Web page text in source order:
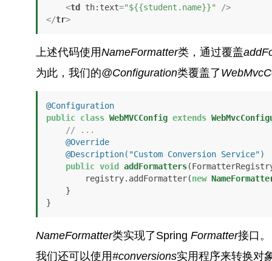
<td th:text="${{student.name}}"
/>
</tr>
上述代码使用NameFormatter类，通过覆盖
为此，我们的@Configuration类覆盖了
@Configuration
public class WebMVCConfig extends
// ...
@Override
@Description("Custom Conversion Service")
public void addFormatters
        registry.addFormatter(
new
}
NameFormatter类实现了Spring Formatter接口。
我们还可以使用#conversions实用程序来转换对